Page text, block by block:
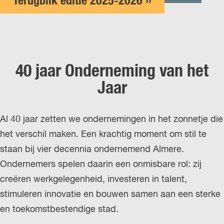
40 jaar Onderneming van het
Jaar
Al 40 jaar zetten we ondernemingen in het zonnetje die
het verschil maken. Een krachtig moment om stil te
staan bij vier decennia ondernemend Almere.
Ondernemers spelen daarin een onmisbare rol: zij
creëren werkgelegenheid, investeren in talent,
stimuleren innovatie en bouwen samen aan een sterke
en toekomstbestendige stad.